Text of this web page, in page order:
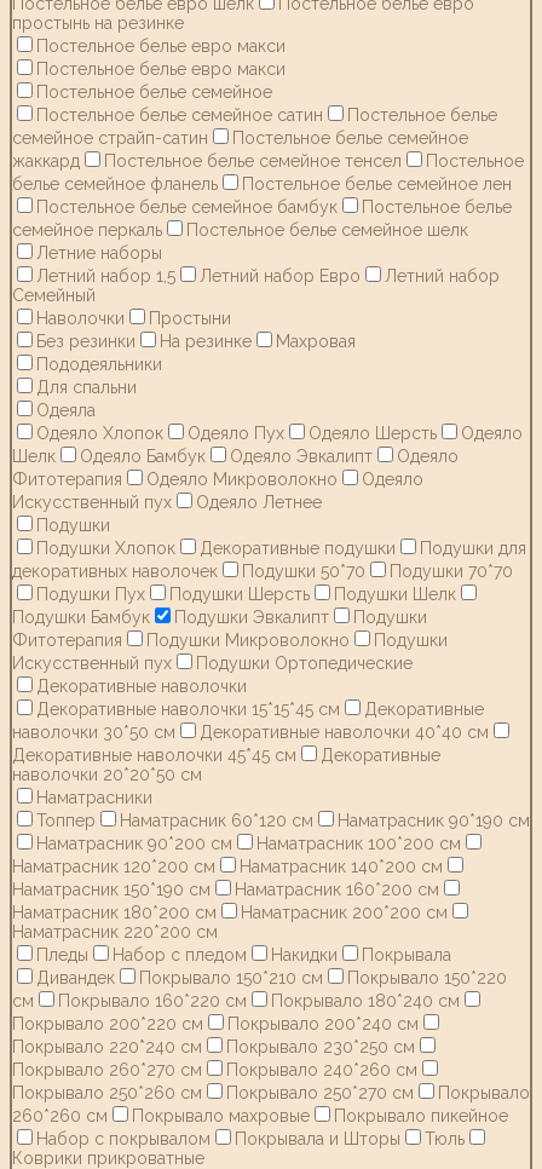
простынь на резинке
Постельное белье евро макси
Постельное белье евро макси
Постельное белье семейное
Постельное белье семейное сатин
Постельное белье
семейное страйп-сатин
Постельное белье семейное
жаккард
Постельное белье семейное тенсел
Постельное
белье семейное фланель
Постельное белье семейное лен
Постельное белье семейное бамбук
Постельное белье
семейное перкаль
Постельное белье семейное шелк
Летние наборы
Летний набор 1,5
Летний набор Евро
Летний набор
Семейный
Наволочки
Простыни
Без резинки
На резинке
Махровая
Пододеяльники
Для спальни
Одеяла
Одеяло Хлопок
Одеяло Пух Одеяло Шерсть
Одеяло
Шелк
Одеяло Бамбук Одеяло Эвкалипт
Одеяло
Фитотерапия
Одеяло Микроволокно
Одеяло
Искусственный пух
Одеяло Летнее
Подушки
Подушки Хлопок
Декоративные подушки
Подушки для
декоративных наволочек
Подушки 50*70
Подушки 70*70
Подушки Пух
Подушки Шерсть
Подушки Шелк
Подушки Бамбук
Подушки Эвкалипт
Подушки
Фитотерапия
Подушки Микроволокно
Подушки
Искусственный пух
Подушки Ортопедические
Декоративные наволочки
Декоративные наволочки 15*15*45 см
Декоративные
наволочки 30*50 см
Декоративные наволочки 40*40 см
Декоративные наволочки 45*45 см
Декоративные
наволочки 20*20*50 см
Наматрасники
Топпер
Наматрасник 60*120 см
Наматрасник 90*190 см
Наматрасник 90*200 см
Наматрасник 100*200 см
Наматрасник 120*200 см
Наматрасник 140*200 см
Наматрасник 150*190 см
Наматрасник 160*200 см
Наматрасник 180*200 см
Наматрасник 200*200 см
Наматрасник 220*200 см
Пледы
Набор с пледом Накидки
Покрывала
Дивандек
Покрывало 150*210 см
Покрывало 150*220
см
Покрывало 160*220 см
Покрывало 180*240 см
Покрывало 200*220 см
Покрывало 200*240 см
Покрывало 220*240 см
Покрывало 230*250 см
Покрывало 260*270 см
Покрывало 240*260 см
Покрывало 250*260 см
Покрывало 250*270 см
Покрывало
260*260 см
Покрывало махровые
Покрывало пикейное
Набор с покрывалом
Покрывала и Шторы
Тюль
Коврики прикроватные